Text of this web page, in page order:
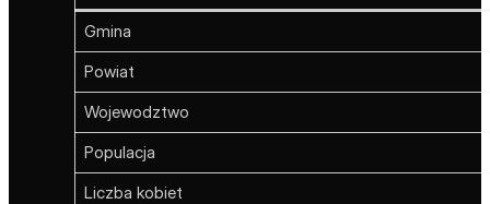
Gmina
Powiat
Wojewodztwo
Populacja
Liczba kobiet